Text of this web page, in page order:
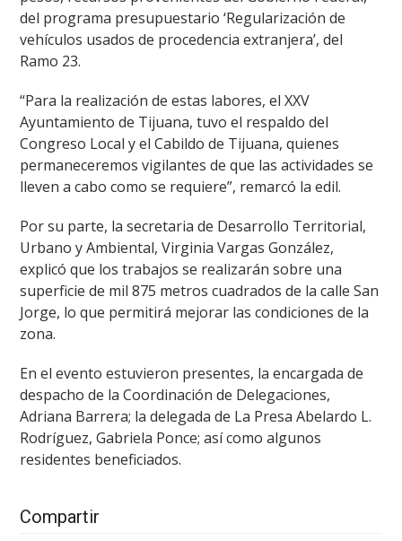
del programa presupuestario ‘Regularización de
vehículos usados de procedencia extranjera’, del
Ramo 23.
“Para la realización de estas labores, el XXV
Ayuntamiento de Tijuana, tuvo el respaldo del
Congreso Local y el Cabildo de Tijuana, quienes
permaneceremos vigilantes de que las actividades se
lleven a cabo como se requiere”, remarcó la edil.
Por su parte, la secretaria de Desarrollo Territorial,
Urbano y Ambiental, Virginia Vargas González,
explicó que los trabajos se realizarán sobre una
superficie de mil 875 metros cuadrados de la calle San
Jorge, lo que permitirá mejorar las condiciones de la
zona.
En el evento estuvieron presentes, la encargada de
despacho de la Coordinación de Delegaciones,
Adriana Barrera; la delegada de La Presa Abelardo L.
Rodríguez, Gabriela Ponce; así como algunos
residentes beneficiados.
Compartir